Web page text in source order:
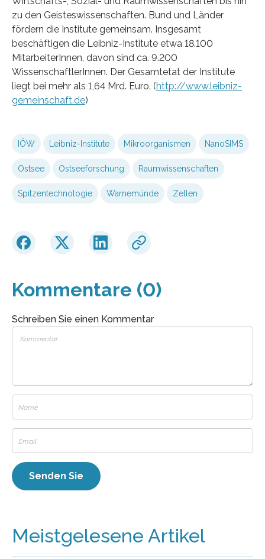
zu den Geisteswissenschaften. Bund und Länder
fördern die Institute gemeinsam. Insgesamt
beschäftigen die Leibniz-Institute etwa 18.100
MitarbeiterInnen, davon sind ca. 9.200
WissenschaftlerInnen. Der Gesamtetat der Institute
liegt bei mehr als 1,64 Mrd. Euro. (http://www.leibniz-
gemeinschaft.de)
IÖW Leibniz-Institute Mikroorganismen NanoSIMS
Ostsee Ostseeforschung Raumwissenschaften
Spitzentechnologie Warnemünde Zellen
Kommentare (0)
Schreiben Sie einen Kommentar
Meistgelesene Artikel